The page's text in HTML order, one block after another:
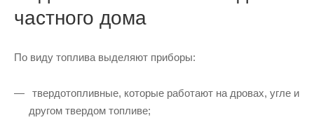
частного дома
По виду топлива выделяют приборы:
твердотопливные, которые работают на дровах, угле и
другом твердом топливе;